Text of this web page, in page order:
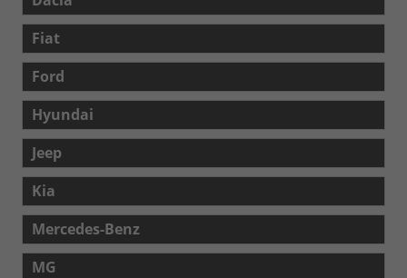
Fiat
Ford
Hyundai
Jeep
Kia
Mercedes-Benz
MG